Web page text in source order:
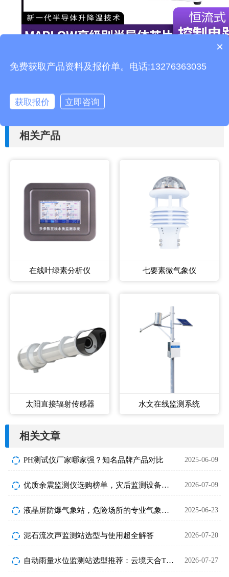
下一篇：微光夜视仪TH-WYS1 的作用
相关产品
在线叶绿素分析仪 七要素微气象仪
太阳直接辐射传感器 水文在线监测系统
相关文章
PH测试仪厂家哪家强？知名品牌产品对比 2025-06-09
优质余震监测仪选购榜单，灾后监测设备性价比之选 2026-07-09
液晶屏防爆气象站，危险场所的专业气象监测设备 2025-06-23
泥石流次声监测站选型与使用超全解答 2026-07-20
自动雨量水位监测站选型推荐：云境天合TH-SW3与天蔚TW-SW1对比详解 2026-07-27
产品包含安装吗？
×
免费获取产品资料及报价单。电话:13276363035
获取报价 立即咨询